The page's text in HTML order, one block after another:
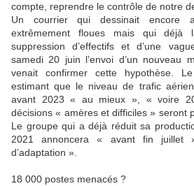
compte, reprendre le contrôle de notre
Un courrier qui dessinait encore
extrêmement floues mais qui déjà
suppression d’effectifs et d’une
samedi 20 juin l’envoi d’un nouveau
venait confirmer cette hypothèse.
estimant que le niveau de trafic
avant 2023 « au mieux », « voire
décisions « amères et difficiles » seront
Le groupe qui a déjà réduit sa
2021 annoncera « avant fin juillet
d’adaptation ».
18 000 postes menacés ?